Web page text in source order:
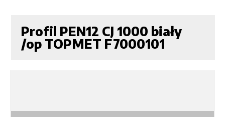
Profil PEN12 CJ 1000 biały
/op TOPMET F7000101